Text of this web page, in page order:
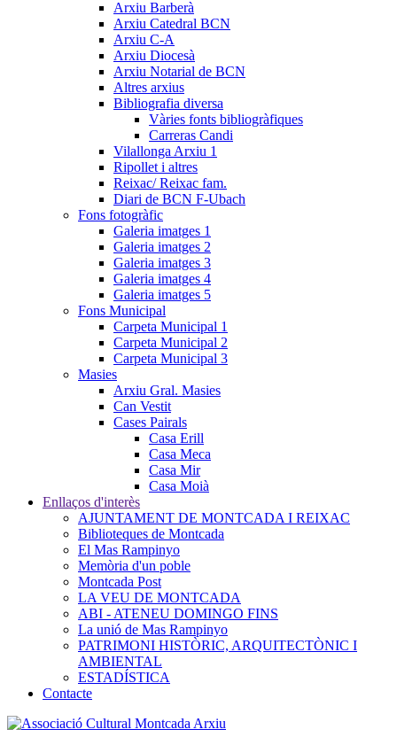
Arxiu Barberà
Arxiu Catedral BCN
Arxiu C-A
Arxiu Diocesà
Arxiu Notarial de BCN
Altres arxius
Bibliografia diversa
Vàries fonts bibliogràfiques
Carreras Candi
Vilallonga Arxiu 1
Ripollet i altres
Reixac/ Reixac fam.
Diari de BCN F-Ubach
Fons fotogràfic
Galeria imatges 1
Galeria imatges 2
Galeria imatges 3
Galeria imatges 4
Galeria imatges 5
Fons Municipal
Carpeta Municipal 1
Carpeta Municipal 2
Carpeta Municipal 3
Masies
Arxiu Gral. Masies
Can Vestit
Cases Pairals
Casa Erill
Casa Meca
Casa Mir
Casa Moià
Enllaços d'interès
AJUNTAMENT DE MONTCADA I REIXAC
Biblioteques de Montcada
El Mas Rampinyo
Memòria d'un poble
Montcada Post
LA VEU DE MONTCADA
ABI - ATENEU DOMINGO FINS
La unió de Mas Rampinyo
PATRIMONI HISTÒRIC, ARQUITECTÒNIC I
AMBIENTAL
ESTADÍSTICA
Contacte